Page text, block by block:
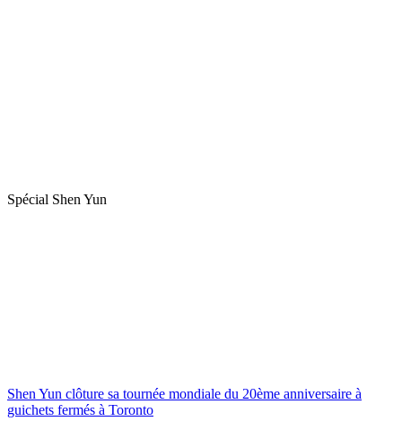
Spécial Shen Yun
Shen Yun clôture sa tournée mondiale du 20ème anniversaire à
guichets fermés à Toronto